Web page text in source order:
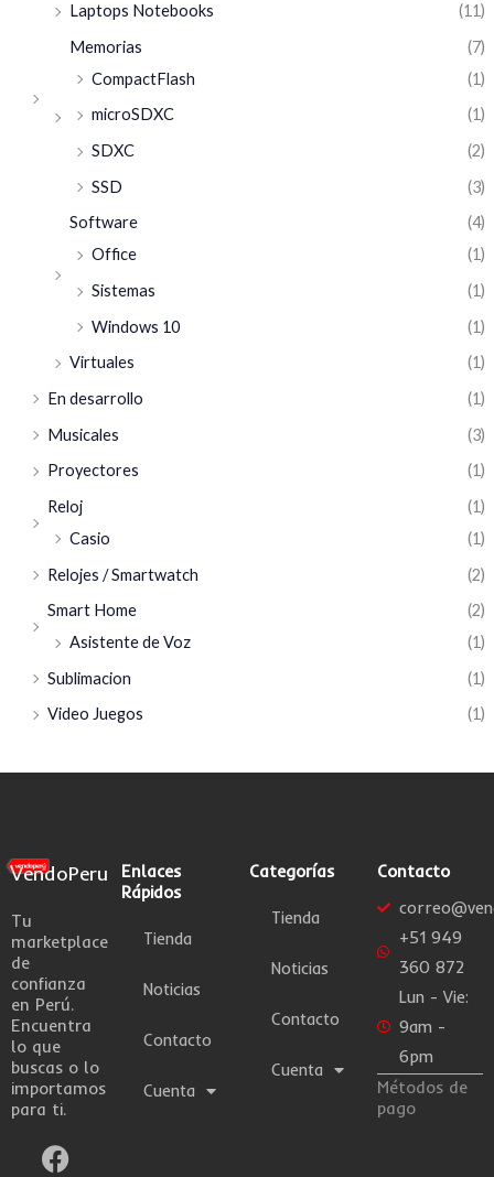
Laptops Notebooks
(11)
Memorias
(7)
CompactFlash
(1)
microSDXC
(1)
SDXC
(2)
SSD
(3)
Software
(4)
Office
(1)
Sistemas
(1)
Windows 10
(1)
Virtuales
(1)
En desarrollo
(1)
Musicales
(3)
Proyectores
(1)
Reloj
(1)
Casio
(1)
Relojes / Smartwatch
(2)
Smart Home
(2)
Asistente de Voz
(1)
Sublimacion
(1)
Video Juegos
(1)
VendoPeru
Tu
marketplace
de
confianza
en Perú.
Encuentra
lo que
buscas o lo
importamos
para ti.
F
I
W
Enlaces
Rápidos
Tienda
Noticias
Contacto
Cuenta
Categorías
Tienda
Noticias
Contacto
Cuenta
Contacto
+51 949
360 872
Lun - Vie:
9am -
6pm
Métodos de
pago